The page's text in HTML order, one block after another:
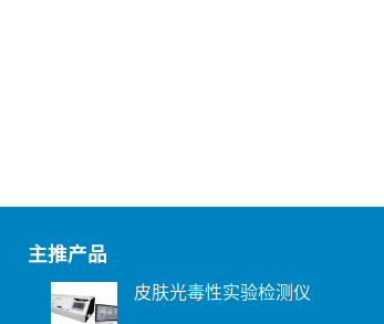
主推产品
皮肤光毒性实验检测仪